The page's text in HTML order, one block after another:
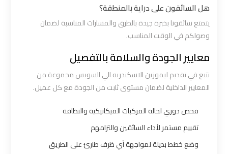
هل السائقون على دراية بالمنطقة؟
يتمتع سائقونا بخبرة جيدة بالطرق والمسارات المناسبة لضمان
وصولكم في الوقت المناسب.
معايير الجودة والسلامة بالتفصيل
نتبع في تقديم ليموزين الاسكندريه الي السويس مجموعة من
المعايير الداخلية لضمان مستوى ثابت من الجودة مع كل عميل.
فحص دوري لحالة المركبات الميكانيكية والنظافة
تقييم مستمر لأداء السائقين والتزامهم
وضع خطط بديلة لمواجهة أي ظرف طارئ على الطريق
ليموزين
القاهرة
اسكندرية
ليموزين
المطار